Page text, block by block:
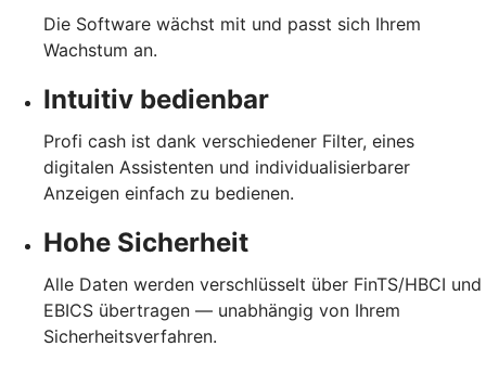
Die Software wächst mit und passt sich Ihrem
Wachstum an.
Intuitiv bedienbar
Profi cash ist dank verschiedener Filter, eines
digitalen Assistenten und individualisierbarer
Anzeigen einfach zu bedienen.
Hohe Sicherheit
Alle Daten werden verschlüsselt über FinTS/HBCI und
EBICS übertragen — unabhängig von Ihrem
Sicherheitsverfahren.